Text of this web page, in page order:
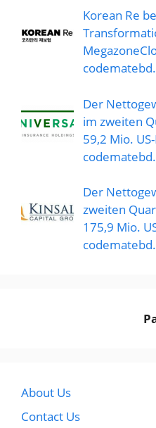
Korean Re
Der
im zweiten
59,2 Mio.
Der
zweiten
175,9 Mio.
About Us
Contact Us